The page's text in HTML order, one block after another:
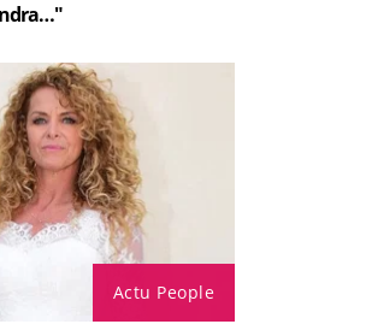
Actu People